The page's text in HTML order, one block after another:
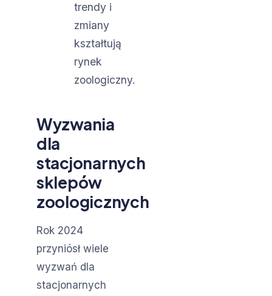
trendy i
zmiany
kształtują
rynek
zoologiczny.
Wyzwania
dla
stacjonarnych
sklepów
zoologicznych
Rok 2024
przyniósł wiele
wyzwań dla
stacjonarnych